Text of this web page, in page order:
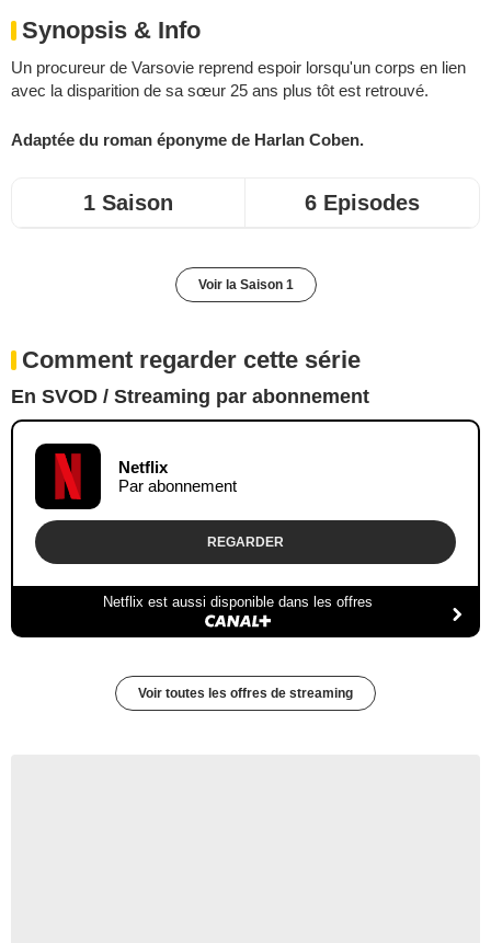
Synopsis & Info
Un procureur de Varsovie reprend espoir lorsqu'un corps en lien
avec la disparition de sa sœur 25 ans plus tôt est retrouvé.
Adaptée du roman éponyme de Harlan Coben.
1 Saison 6 Episodes
Voir la Saison 1
Comment regarder cette série
En SVOD / Streaming par abonnement
Netflix
Par abonnement
REGARDER
Netflix est aussi disponible dans les offres
Voir toutes les offres de streaming